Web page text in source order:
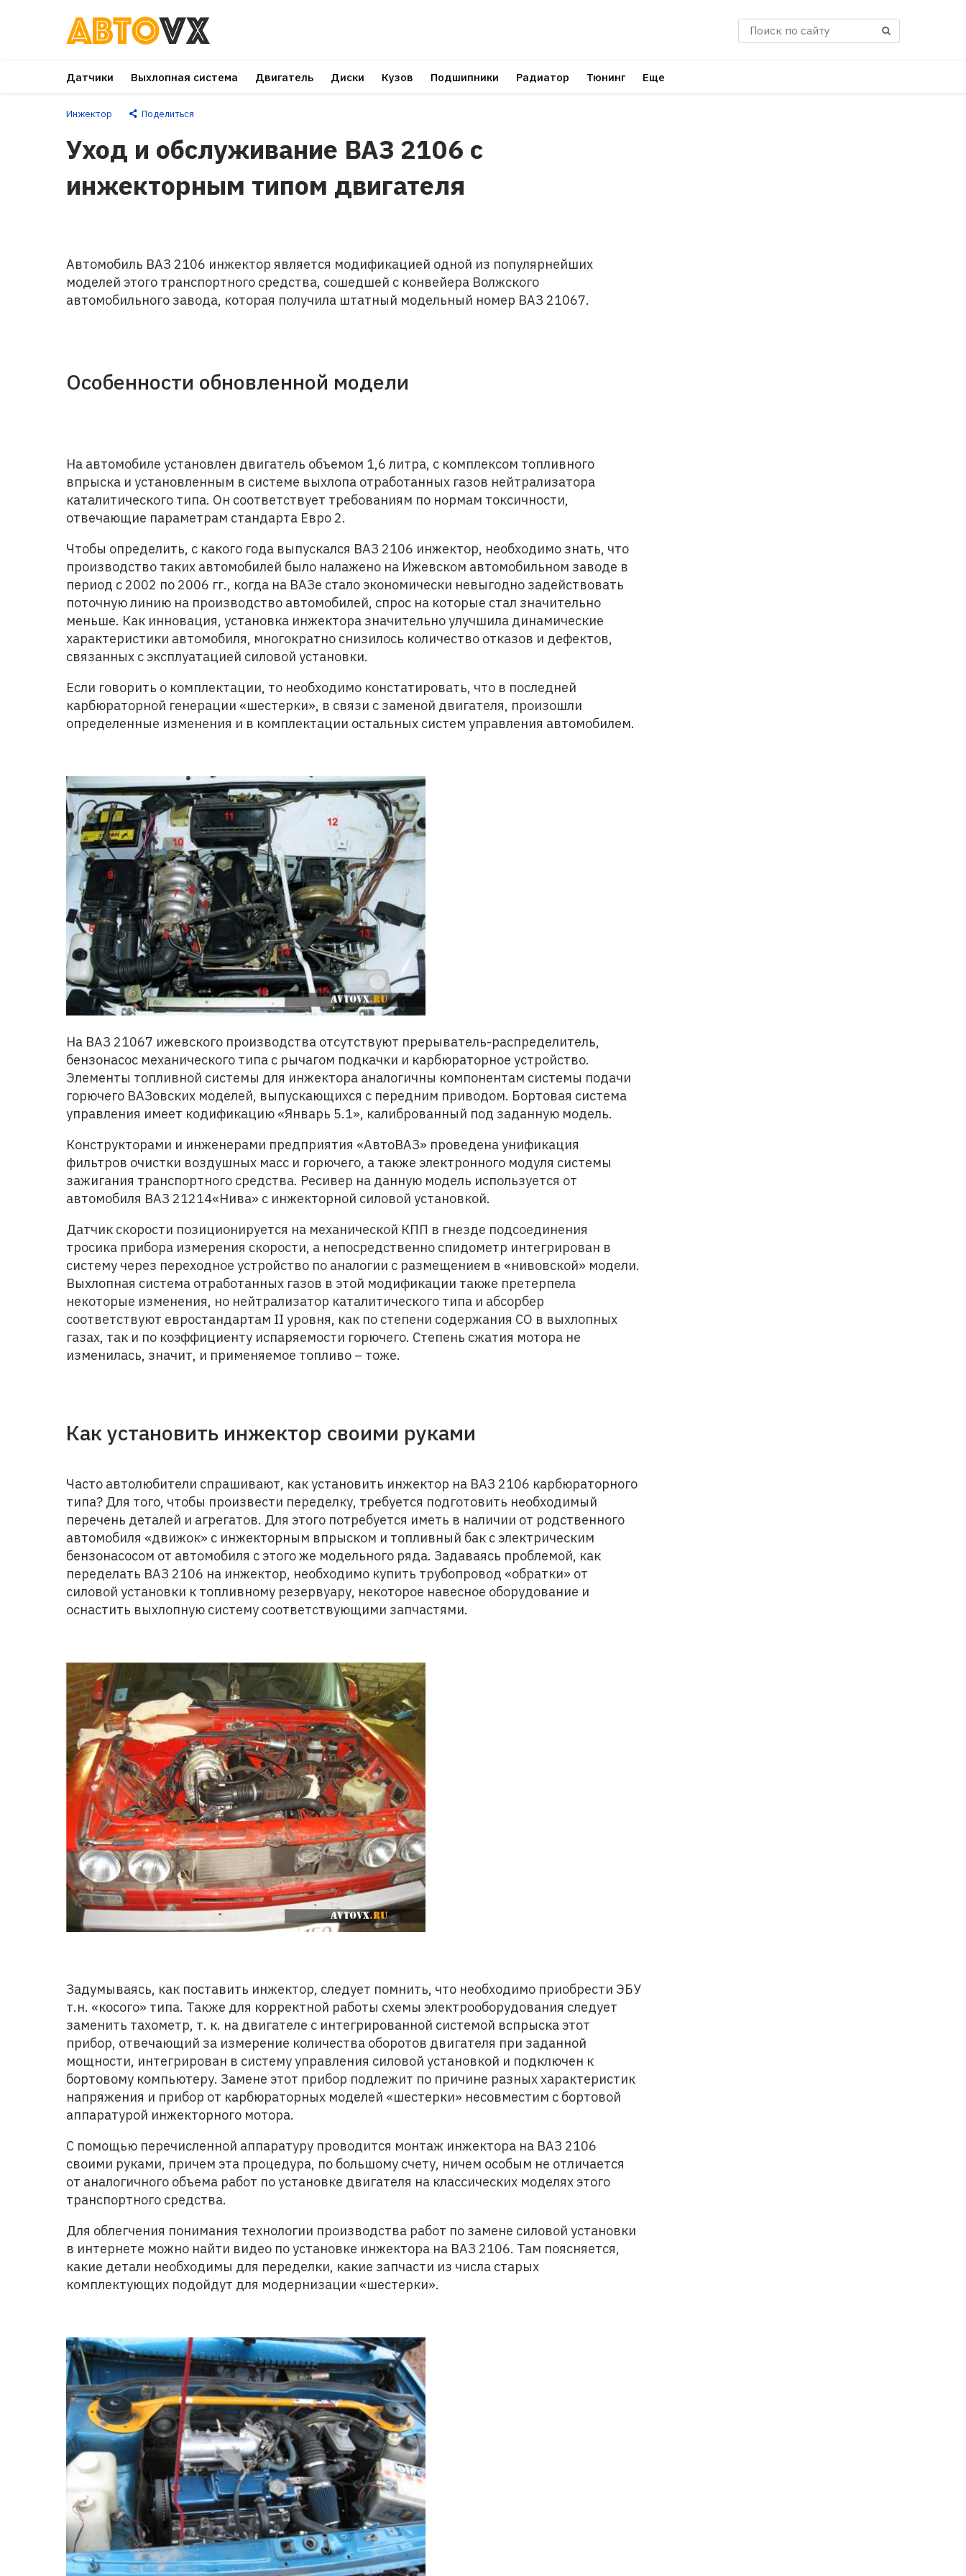
Перейти
основному
контенту
Поиск
Датчики Выхлопная система Двигатель Диски Кузов Подшипники Радиатор Тюнинг Еще
Инжектор Поделиться
Уход и обслуживание ВАЗ 2106 с
инжекторным типом двигателя
Автомобиль ВАЗ 2106 инжектор является модификацией одной из популярнейших
моделей этого транспортного средства, сошедшей с конвейера Волжского
автомобильного завода, которая получила штатный модельный номер ВАЗ 21067.
Особенности обновленной модели
На автомобиле установлен двигатель объемом 1,6 литра, с комплексом топливного
впрыска и установленным в системе выхлопа отработанных газов нейтрализатора
каталитического типа. Он соответствует требованиям по нормам токсичности,
отвечающие параметрам стандарта Евро 2.
Чтобы определить, с какого года выпускался ВАЗ 2106 инжектор, необходимо знать, что
производство таких автомобилей было налажено на Ижевском автомобильном заводе в
период с 2002 по 2006 гг., когда на ВАЗе стало экономически невыгодно задействовать
поточную линию на производство автомобилей, спрос на которые стал значительно
меньше. Как инновация, установка инжектора значительно улучшила динамические
характеристики автомобиля, многократно снизилось количество отказов и дефектов,
связанных с эксплуатацией силовой установки.
Если говорить о комплектации, то необходимо констатировать, что в последней
карбюраторной генерации «шестерки», в связи с заменой двигателя, произошли
определенные изменения и в комплектации остальных систем управления автомобилем.
На ВАЗ 21067 ижевского производства отсутствуют прерыватель-распределитель,
бензонасос механического типа с рычагом подкачки и карбюраторное устройство.
Элементы топливной системы для инжектора аналогичны компонентам системы подачи
горючего ВАЗовских моделей, выпускающихся с передним приводом. Бортовая система
управления имеет кодификацию «Январь 5.1», калиброванный под заданную модель.
Конструкторами и инженерами предприятия «АвтоВАЗ» проведена унификация
фильтров очистки воздушных масс и горючего, а также электронного модуля системы
зажигания транспортного средства. Ресивер на данную модель используется от
автомобиля ВАЗ 21214«Нива» с инжекторной силовой установкой.
Датчик скорости позиционируется на механической КПП в гнезде подсоединения
тросика прибора измерения скорости, а непосредственно спидометр интегрирован в
систему через переходное устройство по аналогии с размещением в «нивовской» модели.
Выхлопная система отработанных газов в этой модификации также претерпела
некоторые изменения, но нейтрализатор каталитического типа и абсорбер
соответствуют евростандартам II уровня, как по степени содержания СО в выхлопных
газах, так и по коэффициенту испаряемости горючего. Степень сжатия мотора не
изменилась, значит, и применяемое топливо – тоже.
Как установить инжектор своими руками
Часто автолюбители спрашивают, как установить инжектор на ВАЗ 2106 карбюраторного
типа? Для того, чтобы произвести переделку, требуется подготовить необходимый
перечень деталей и агрегатов. Для этого потребуется иметь в наличии от родственного
автомобиля «движок» с инжекторным впрыском и топливный бак с электрическим
бензонасосом от автомобиля с этого же модельного ряда. Задаваясь проблемой, как
переделать ВАЗ 2106 на инжектор, необходимо купить трубопровод «обратки» от
силовой установки к топливному резервуару, некоторое навесное оборудование и
оснастить выхлопную систему соответствующими запчастями.
Задумываясь, как поставить инжектор, следует помнить, что необходимо приобрести ЭБУ
т.н. «косого» типа. Также для корректной работы схемы электрооборудования следует
заменить тахометр, т. к. на двигателе с интегрированной системой вспрыска этот
прибор, отвечающий за измерение количества оборотов двигателя при заданной
мощности, интегрирован в систему управления силовой установкой и подключен к
бортовому компьютеру. Замене этот прибор подлежит по причине разных характеристик
напряжения и прибор от карбюраторных моделей «шестерки» несовместим с бортовой
аппаратурой инжекторного мотора.
С помощью перечисленной аппаратуру проводится монтаж инжектора на ВАЗ 2106
своими руками, причем эта процедура, по большому счету, ничем особым не отличается
от аналогичного объема работ по установке двигателя на классических моделях этого
транспортного средства.
Для облегчения понимания технологии производства работ по замене силовой установки
в интернете можно найти видео по установке инжектора на ВАЗ 2106. Там поясняется,
какие детали необходимы для переделки, какие запчасти из числа старых
комплектующих подойдут для модернизации «шестерки».